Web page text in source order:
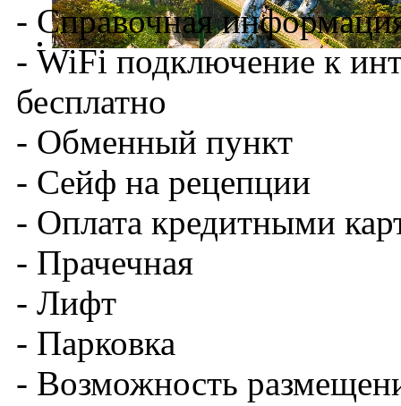
- Справочная
- WiFi подключение к
бесплатно
- Обменный пункт
- Сейф на рецепции
- Оплата кредитными
- Прачечная
- Лифт
- Парковка
- Возможность